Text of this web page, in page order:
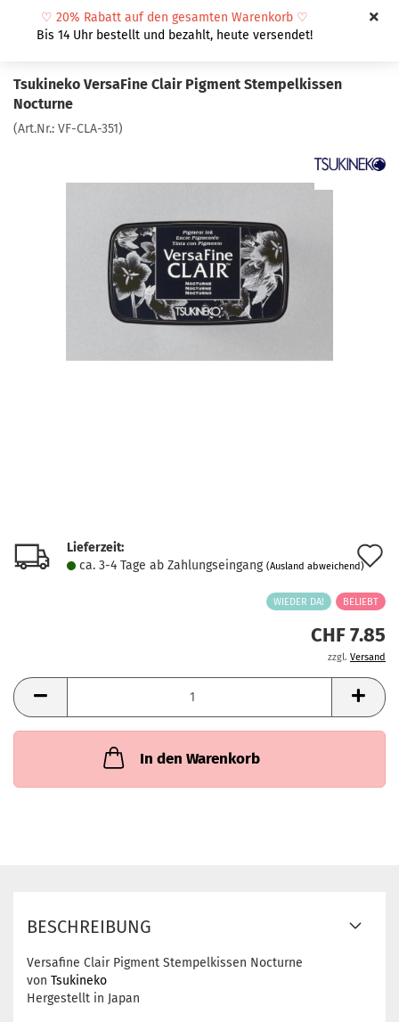
♡ 20% Rabatt auf den gesamten Warenkorb ♡
Bis 14 Uhr bestellt und bezahlt, heute versendet!
Tsukineko VersaFine Clair Pigment Stempelkissen
Nocturne
(Art.Nr.: VF-CLA-351)
Lieferzeit:
ca. 3-4 Tage ab Zahlungseingang (Ausland abweichend)
WIEDER DA! BELIEBT
CHF 7.85
zzgl. Versand
In den Warenkorb
BESCHREIBUNG
Versafine Clair Pigment Stempelkissen Nocturne
von Tsukineko
Hergestellt in Japan